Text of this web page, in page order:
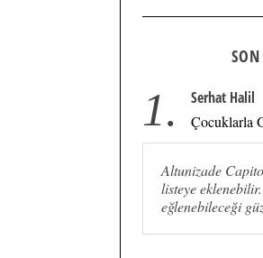
1. Serhat Halil
Çocuklarla
Altunizade
listeye
eğlenebileceği